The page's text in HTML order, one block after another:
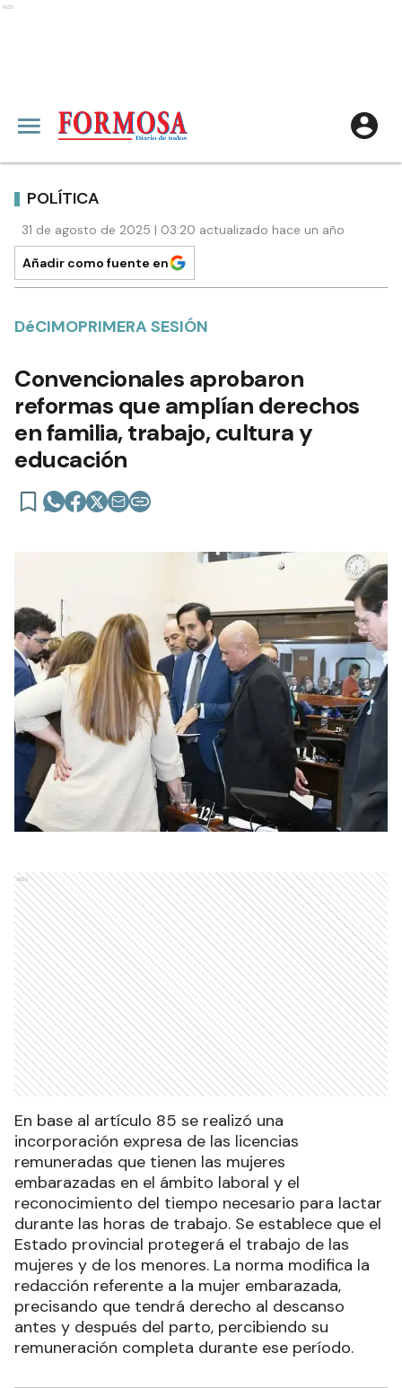
Ads
POLÍTICA
31 de agosto de 2025 | 03:20 actualizado hace un año
Añadir como fuente en
DéCIMOPRIMERA SESIÓN
Convencionales aprobaron
reformas que amplían derechos
en familia, trabajo, cultura y
educación
Ads
En base al artículo 85 se realizó una
incorporación expresa de las licencias
remuneradas que tienen las mujeres
embarazadas en el ámbito laboral y el
reconocimiento del tiempo necesario para lactar
durante las horas de trabajo. Se establece que el
Estado provincial protegerá el trabajo de las
mujeres y de los menores. La norma modifica la
redacción referente a la mujer embarazada,
precisando que tendrá derecho al descanso
antes y después del parto, percibiendo su
remuneración completa durante ese período.